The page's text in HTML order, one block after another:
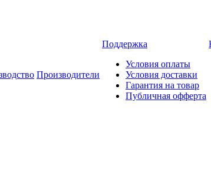
Производители
Поддержка
Условия оплаты
Условия доставки
Гарантия на товар
Публичная офферта